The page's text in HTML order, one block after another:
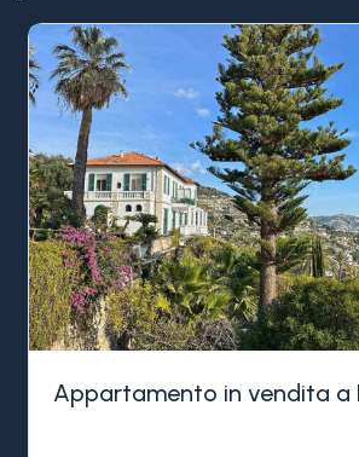
Appartamento in vendita a